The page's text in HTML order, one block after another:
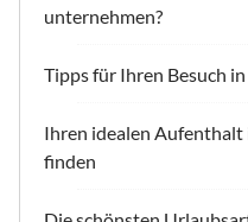
unternehmen?
Tipps für Ihren Besuch
Ihren idealen Aufenthalt
finden